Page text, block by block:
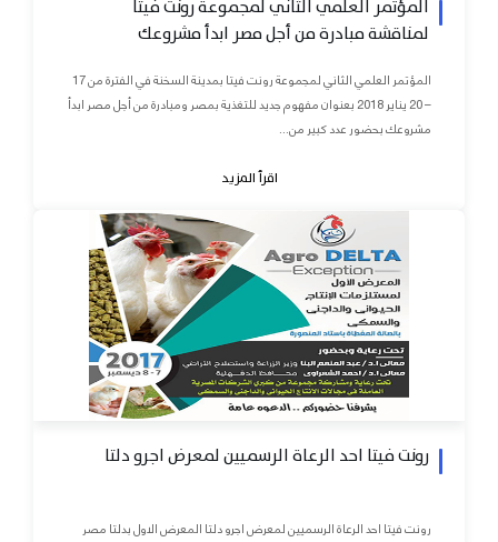
المؤتمر العلمي الثاني لمجموعة رونت فيتا
لمناقشة مبادرة من أجل مصر ابدأ مشروعك
المؤتمر العلمي الثاني لمجموعة رونت فيتا بمدينة السخنة في الفترة من 17
– 20 يناير 2018 بعنوان مفهوم جديد للتغذية بمصر ومبادرة من أجل مصر ابدأ
مشروعك بحضور عدد كبير من...
اقرأ المزيد
رونت فيتا احد الرعاة الرسميين لمعرض اجرو دلتا
رونت فيتا احد الرعاة الرسميين لمعرض اجرو دلتا المعرض الاول بدلتا مصر